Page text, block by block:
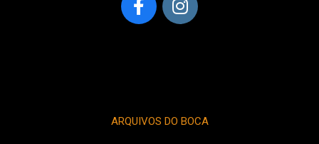
ARQUIVOS DO BOCA